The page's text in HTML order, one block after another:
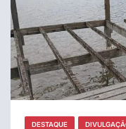
DESTAQUE